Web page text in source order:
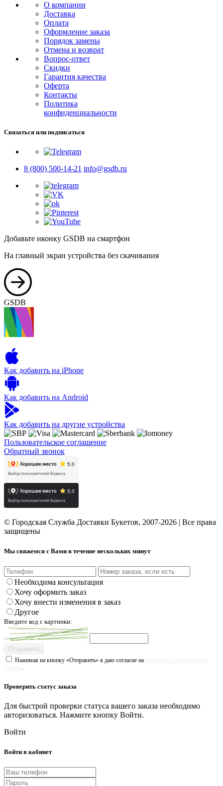
О компании
Доставка
Оплата
Оформление заказа
Порядок замены
Отмена и возврат
Вопрос-ответ
Скидки
Гарантия качества
Оферта
Контакты
Политика
конфиденциальности
Связаться или подписаться
8 (800) 500-14-21 info@gsdb.ru
Добавьте иконку GSDB на смартфон
На главный экран устройства без скачивания
GSDB
Как добавить на iPhone
Как добавить на Android
Как добавить на другие устройства
Пользовательское соглашение
Обратный звонок
© Городская Служба Доставки Букетов, 2007-2026 | Все права
защищены
Мы свяжемся с Вами в течение нескольких минут
Необходима консультация
Хочу оформить заказ
Хочу внести изменения в заказ
Другое
Введите код с картинки:
Отправить
Нажимая на кнопку «Отправить» я даю согласие на
.
Проверить статус заказа
Для быстрой проверки статуса вашего заказа необходимо
авторизоваться. Нажмите кнопку Войти.
Войти
Войти в кабинет